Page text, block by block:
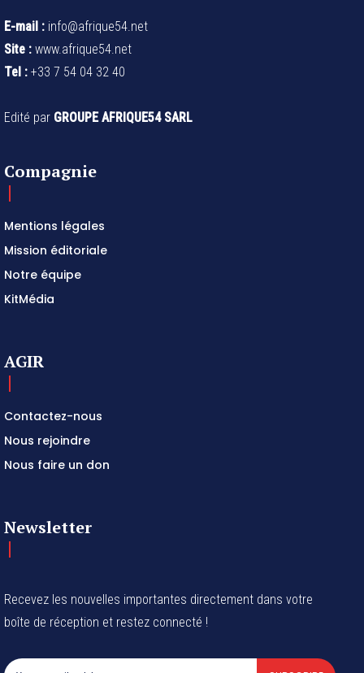
E-mail : info@afrique54.net
Site : www.afrique54.net
Tel : +33 7 54 04 32 40
Edité par GROUPE AFRIQUE54 SARL
Compagnie
Mentions légales
Mission éditoriale
Notre équipe
KitMédia
AGIR
Contactez-nous
Nous rejoindre
Nous faire un don
Newsletter
Recevez les nouvelles importantes directement dans votre
boîte de réception et restez connecté !